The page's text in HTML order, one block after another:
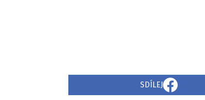
SDÍLEJ